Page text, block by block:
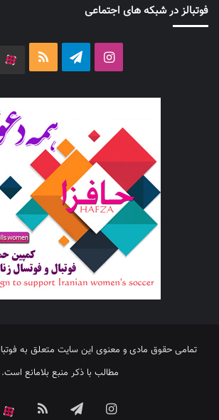
فوتبالز در شبکه های اجتماعی
اینستاگرامتلگرام خوراک
تمامی حقوق مادی و معنوی این سایت متعلق به
مطالب با ذکر منبع بلامانع است.
اینستاگرامتلگرام خوراک